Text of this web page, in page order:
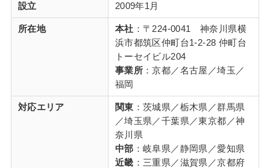
設立 2009年1月
所在地 本社 ：〒224-0041 神奈川県横
浜市都筑区仲町台1-2-28 仲町台
トーセイビル204
事業所 ：京都／名古屋／埼玉／
福岡
対応エリア 関東 ：茨城県／栃木県／群馬県
／埼玉県／千葉県／東京都／神
奈川県
中部 ：岐阜県／静岡県／愛知県
近畿 ：三重県／滋賀県／京都府